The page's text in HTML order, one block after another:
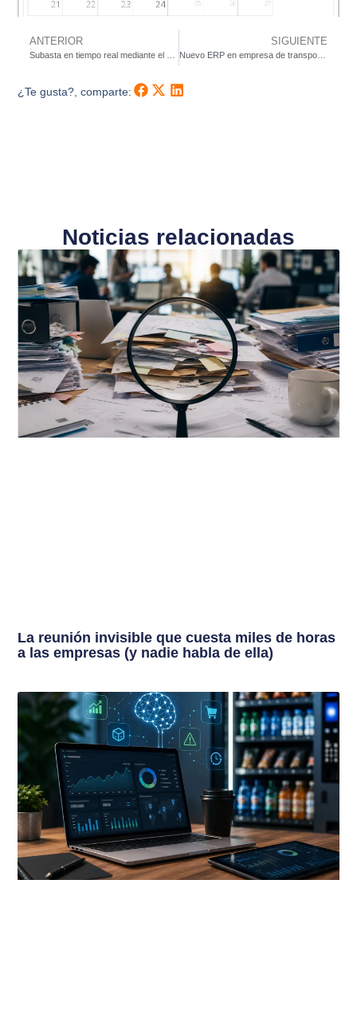
ANTERIOR SIGUIENTE
Nuevo ERP en empresa de transportes
¿Te gusta?, comparte:
Noticias relacionadas
La reunión invisible que cuesta miles de horas
a las empresas (y nadie habla de ella)